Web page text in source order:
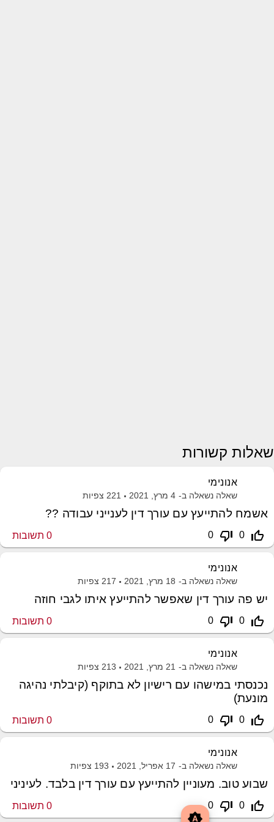
שאלות קשורות
אנונימי
שאלה נשאלה ב- 4 מרץ, 2021 221 צפיות
אשמח להתייעץ עם עורך דין לענייני עבודה ??
thumb_up_off_alt
0
thumb_down_off_alt
0
0 תשובות
אנונימי
שאלה נשאלה ב- 18 מרץ, 2021 217 צפיות
יש פה עורך דין שאפשר להתייעץ איתו לגבי חוזה
thumb_up_off_alt
0
thumb_down_off_alt
0
0 תשובות
אנונימי
שאלה נשאלה ב- 21 מרץ, 2021 213 צפיות
נכנסתי במישהו עם רישיון לא בתוקף (קיבלתי נהיגה
מונעת)
thumb_up_off_alt
0
thumb_down_off_alt
0
0 תשובות
אנונימי
שאלה נשאלה ב- 17 אפריל, 2021 193 צפיות
שבוע טוב. מעוניין להתייעץ עם עורך דין בלבד. לעיניני
thumb_up_off_alt
0
thumb_down_off_alt
0
0 תשובות